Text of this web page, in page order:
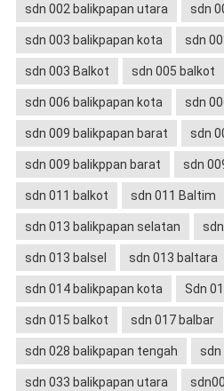
sdn 002 balikpapan utara sdn
sdn 003 balikpapan kota sdn
sdn 003 Balkot sdn 005 balkot
sdn 006 balikpapan kota sdn
sdn 009 balikpapan barat sdn
sdn 009 balikppan barat sdn
sdn 011 balkot sdn 011 Baltim
sdn 013 balikpapan selatan
sdn 013 balsel sdn 013 baltara
sdn 014 balikpapan kota Sdn
sdn 015 balkot sdn 017 balbar
sdn 028 balikpapan tengah sdn
sdn 033 balikpapan utara